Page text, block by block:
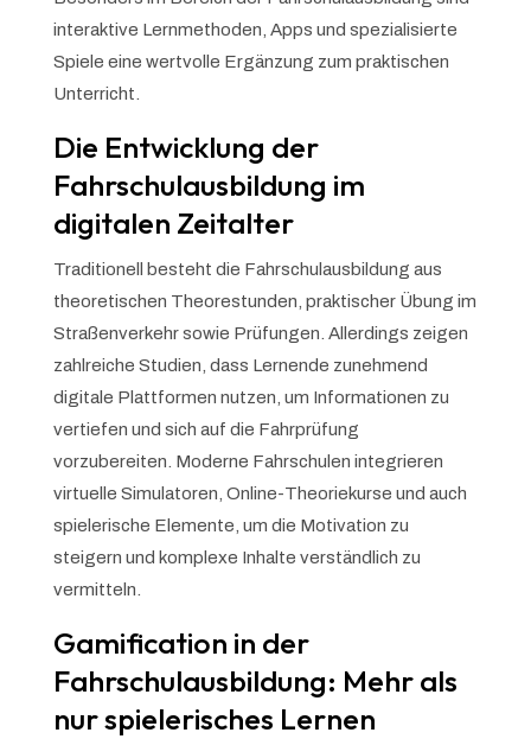
interaktive Lernmethoden, Apps und spezialisierte
Spiele eine wertvolle Ergänzung zum praktischen
Unterricht.
Die Entwicklung der
Fahrschulausbildung im
digitalen Zeitalter
Traditionell besteht die Fahrschulausbildung aus
theoretischen Theorestunden, praktischer Übung im
Straßenverkehr sowie Prüfungen. Allerdings zeigen
zahlreiche Studien, dass Lernende zunehmend
digitale Plattformen nutzen, um Informationen zu
vertiefen und sich auf die Fahrprüfung
vorzubereiten. Moderne Fahrschulen integrieren
virtuelle Simulatoren, Online-Theoriekurse und auch
spielerische Elemente, um die Motivation zu
steigern und komplexe Inhalte verständlich zu
vermitteln.
Gamification in der
Fahrschulausbildung: Mehr als
nur spielerisches Lernen